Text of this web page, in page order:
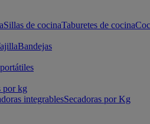
Sillas de cocinaTaburetes de cocina
Bandejas
por kg
integrablesSecadoras por Kg